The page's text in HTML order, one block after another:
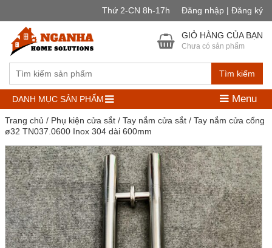
Thứ 2-CN 8h-17h Đăng nhập | Đăng ký
Tìm kiếm
GIỎ HÀNG CỦA BẠN
Chưa có sản phẩm
DANH MỤC SẢN PHẨM Menu
Trang chủ / Phụ kiện cửa sắt/ Tay nắm cửa sắt/ Tay nắm cửa cổng
ø32 TN037.0600 Inox 304 dài 600mm